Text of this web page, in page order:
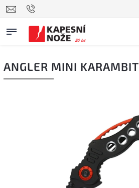
ANGLER MINI KARAMBIT